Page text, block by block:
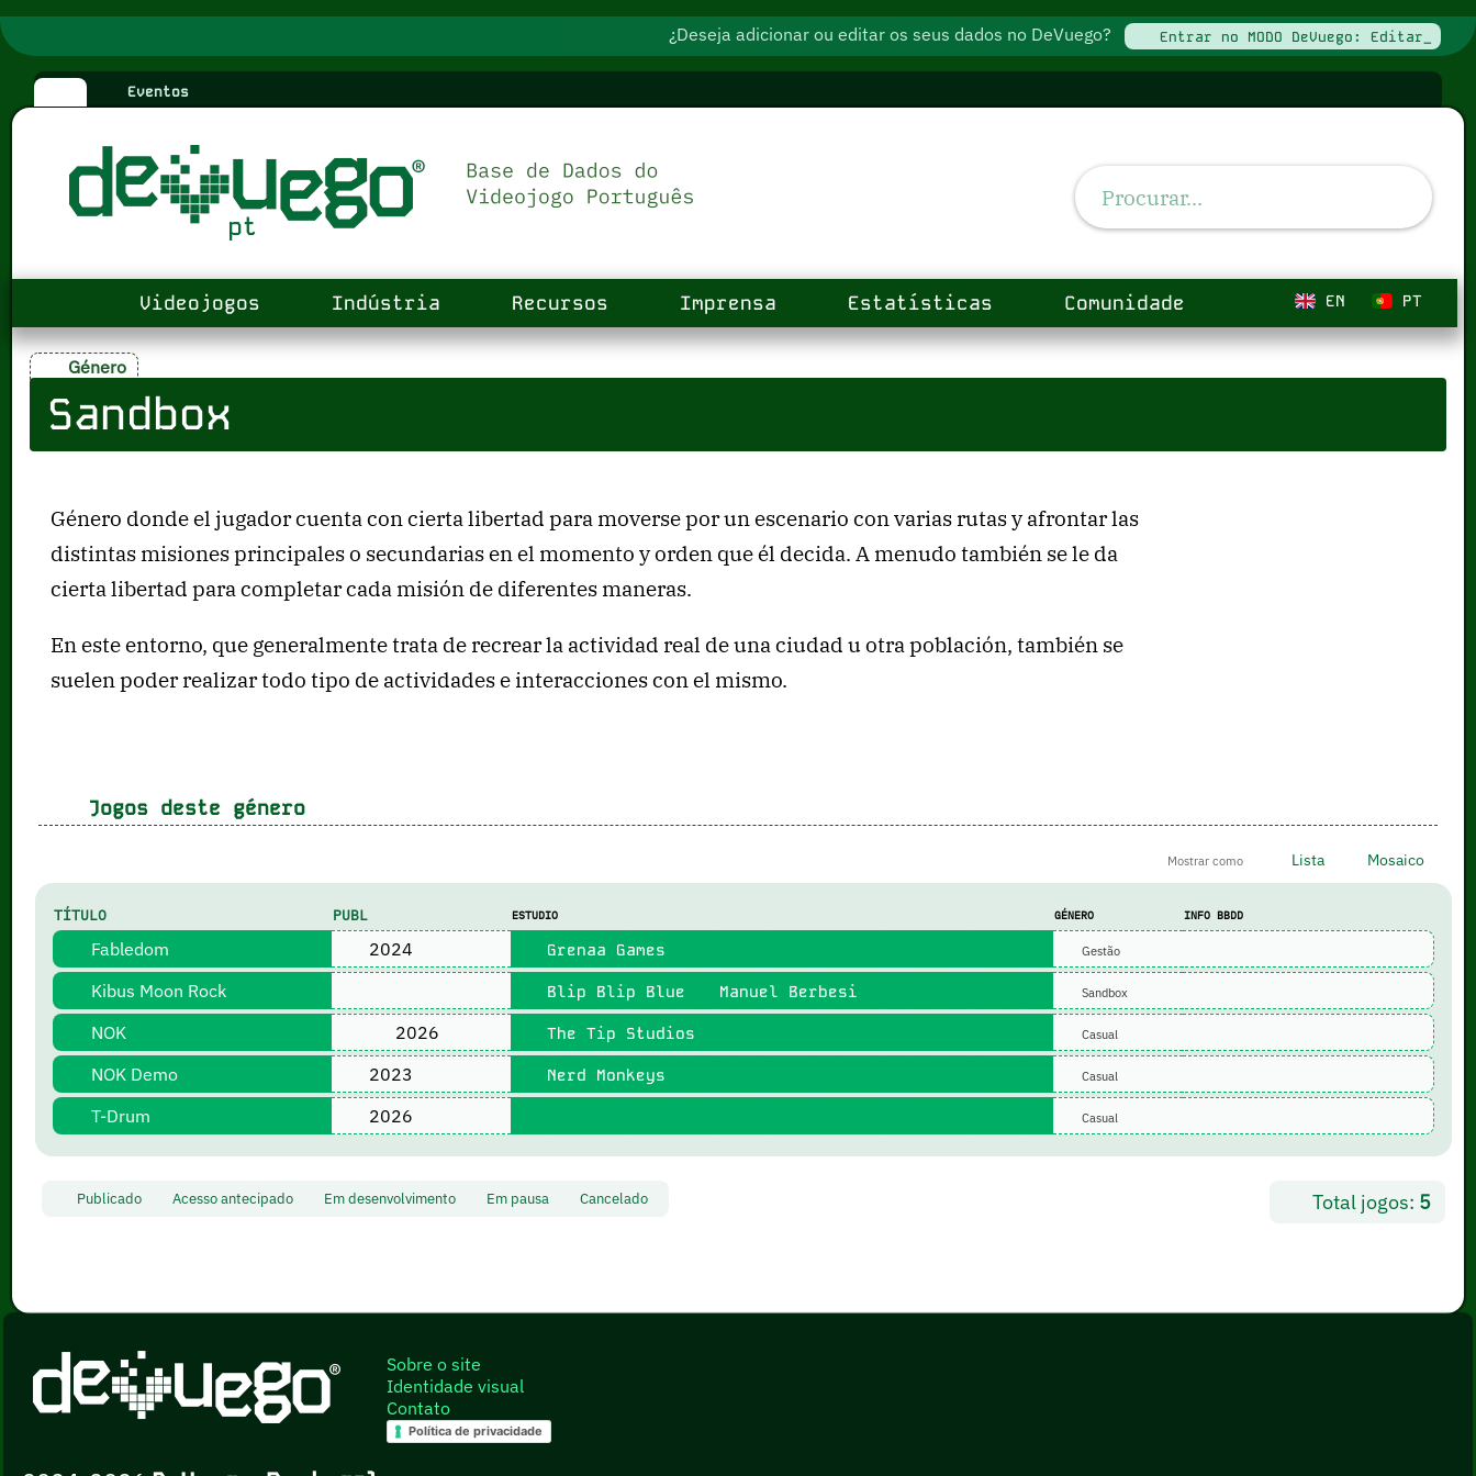
¿Deseja adicionar ou editar os seus dados no DeVuego? Entrar no MODO DeVuego: Editar_
Eventos
Videojogos Indústria Recursos Imprensa Estatísticas Comunidade PT
EN
Género
Sandbox
Género donde el jugador cuenta con cierta libertad para moverse por un escenario con varias rutas y afrontar las
distintas misiones principales o secundarias en el momento y orden que él decida. A menudo también se le da
cierta libertad para completar cada misión de diferentes maneras.
En este entorno, que generalmente trata de recrear la actividad real de una ciudad u otra población, también se
suelen poder realizar todo tipo de actividades e interacciones con el mismo.
Jogos deste género
Mostrar como Lista Mosaico
TÍTULO PUBL ESTUDIO GÉNERO INFO BBDD
Fabledom 2024 Grenaa Games Gestão
Kibus Moon Rock Blip Blip Blue Manuel Berbesi Sandbox
NOK 2026 The Tip Studios Casual
NOK Demo 2023 Nerd Monkeys Casual
T-Drum 2026 Casual
Total jogos: 5
Publicado Acesso antecipado Em desenvolvimento Em pausa Cancelado
Sobre o site
Identidade visual
Contato
Política de privacidade